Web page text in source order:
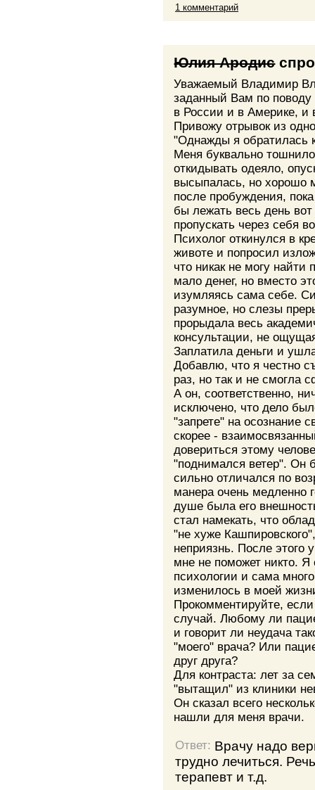
1 комментарий
Юлия Ародис
Уважаемый Владимир
заданный Вам по поводу
в России и в Америке, и
Привожу отрывок из
"Однажды я обратилась
Меня буквально
откидывать одеяло,
высыпалась, но хорошо
после пробуждения,
бы лежать весь день вот
пропускать через себя
Психолог откинулся в
животе и попросил
что никак не могу найти
мало денег, но вместо
изумляясь сама себе.
разумное, но слезы
прорыдала весь
консультации, не
Заплатила деньги и
Добавлю, что я честно
раз, но так и не смогла
А он, соответственно,
исключено, что дело
"запрете" на осознание
скорее -
довериться этому
"поднимался ветер". Он
сильно отличался по
манера очень медленно
душе была его
стал намекать, что
"не хуже
неприязнь. После этого
мне не поможет никто. Я
психологии и сама
изменилось в моей
Прокомментируйте,
случай. Любому ли
и говорит ли неудача
"моего" врача? Или
друг друга?
Для контраста: лет за
"вытащил" из клиники
Он сказал всего
нашли для меня врачи.
Ответ: Врачу надо
трудно лечиться.
терапевт и т.д.